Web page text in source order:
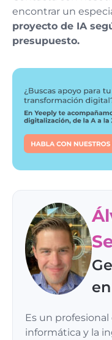
encontrar un
proyecto de IA
presupuesto.
Es un
informática y la